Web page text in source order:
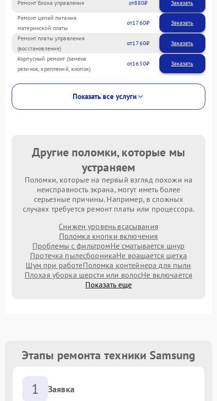
Ремонт блока управления 880
Ремонт цепей питания
материнской платы
1760
Ремонт платы управления
(восстановление)
1760
Корпусный ремонт (замена
резинок, креплений, кнопок)
1650
Показать все услуги
Другие поломки, которые мы
устраняем
Поломки, которые на первый взгляд похожи на
неисправность экрана, могут иметь более
серьезные причины. Например, в сложных
случаях требуется ремонт платы или процессора.
Снижен уровень всасывания
Поломка кнопки включения
Проблемы с фильтромНе сматывается шнур
Протечка пылесборникаНе вращается щетка
Шум при работеПоломка контейнера для пыли
Плохая уборка шерсти или волосНе включается
Показать еще
Этапы ремонта техники Samsung
1 Заявка